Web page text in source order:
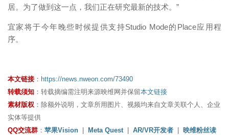
居。为了做到这一点，我们正在研究最新的技术。”
宜家将于今年晚些时候提供支持Studio Mode的Place应用程
序。
本文链接 ： https://news.nweon.com/73490
转载须知 ：转载摘编需注明来源映维网并保留本文链接
素材版权 ：除额外说明，文章所用图片、视频均来自文章关联个人、企业
实体等提供
QQ交流群 ： 苹果Vision Meta Quest| AR/VR开发者
映维粉丝读